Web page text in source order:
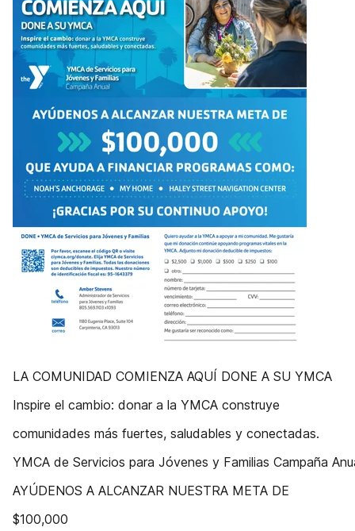
LA COMUNIDAD COMIENZA AQUÍ DONE A SU YMCA
Inspire el cambio: donar a la YMCA construye
comunidades más fuertes, saludables y conectadas.
YMCA de Servicios para Jóvenes y Familias Campaña
AYÚDENOS A ALCANZAR NUESTRA META DE
$100,000